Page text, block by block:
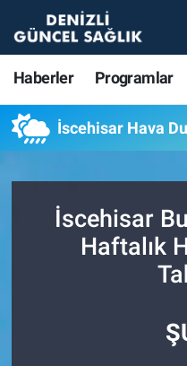
Haberler Programlar
İscehisar Hava
İscehisar
Haftalık
Haberler
Programlar
Güncel Sağlık
Beslenme
Merkezefendi
Merkezefendi Hava
Süper Lig Puan
Tüm Manşetler